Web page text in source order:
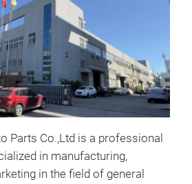
Parts Co.,Ltd is a professional
in manufacturing,
in the field of general